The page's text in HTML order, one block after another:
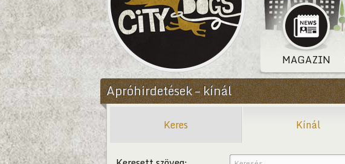
MAGAZIN
Apróhirdetések – kínál
Keres Kínál